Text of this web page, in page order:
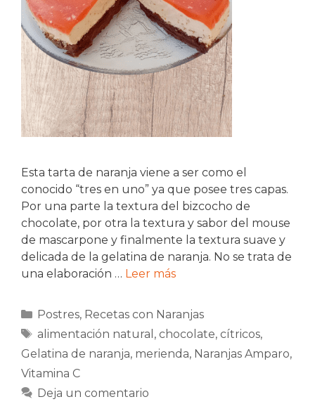
Esta tarta de naranja viene a ser como el
conocido “tres en uno” ya que posee tres capas.
Por una parte la textura del bizcocho de
chocolate, por otra la textura y sabor del mouse
de mascarpone y finalmente la textura suave y
delicada de la gelatina de naranja. No se trata de
una elaboración … Leer más
Categorías
Postres, Recetas con Naranjas
Etiquetas
alimentación natural , chocolate, cítricos,
Gelatina de naranja, merienda, Naranjas Amparo,
Vitamina C
Deja un comentario